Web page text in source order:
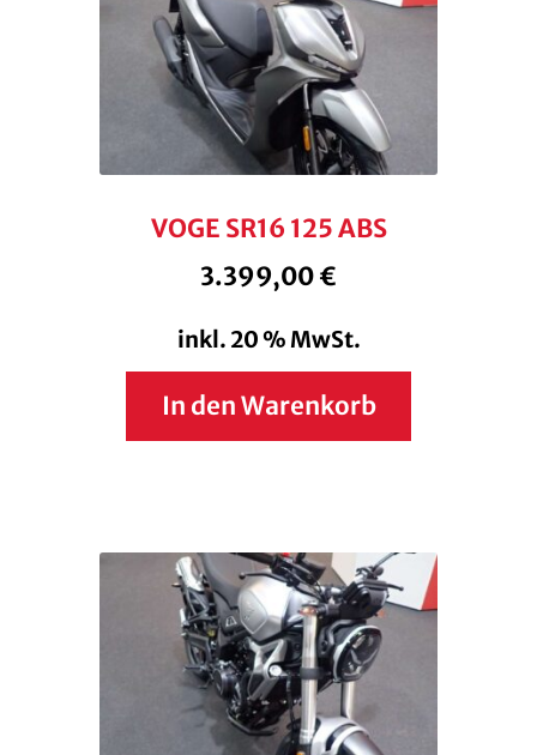
VOGE SR16 125 ABS
3.399,00€
inkl. 20 % MwSt.
In den Warenkorb